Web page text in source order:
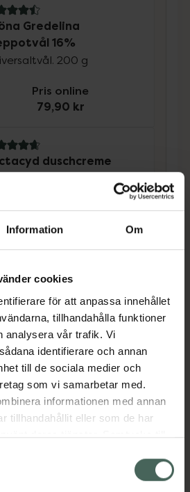
Information Om
cookies
för att anpassa innehållet
tillhandahålla funktioner
analysera vår trafik. Vi
identifierare och annan
till de sociala medier och
som vi samarbetar med.
informationen med annan
tillhandahållit eller som de har
deras tjänster. Samtycke till
via webbplatsens
återkallat samtycke påverkar inte
av 5 i omdöme
Gredelina
16%
200 g
Pris online
79,90 kr
av 5 i omdöme
duschcreme
Pris online
för 129,80 kr
Köp båda
Dölj
en växtbaserad hårdtvål
Varav